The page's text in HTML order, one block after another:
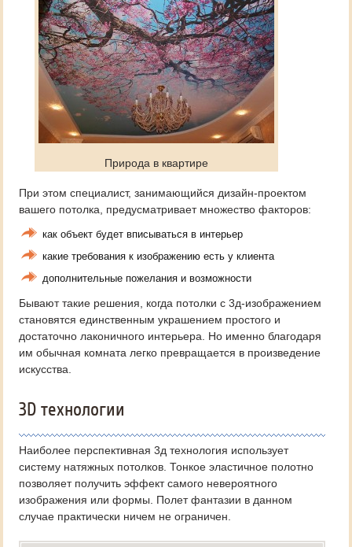
Природа в квартире
При этом специалист, занимающийся дизайн-проектом
вашего потолка, предусматривает множество факторов:
как объект будет вписываться в интерьер
какие требования к изображению есть у клиента
дополнительные пожелания и возможности
Бывают такие решения, когда потолки с 3д-изображением
становятся единственным украшением простого и
достаточно лаконичного интерьера. Но именно благодаря
им обычная комната легко превращается в произведение
искусства.
3D технологии
Наиболее перспективная 3д технология использует
систему натяжных потолков. Тонкое эластичное полотно
позволяет получить эффект самого невероятного
изображения или формы. Полет фантазии в данном
случае практически ничем не ограничен.